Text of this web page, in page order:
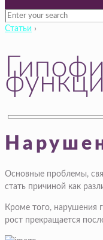
Статьи ›
Основные проблемы,
стать причиной как
Кроме того, нарушения
рост прекращается